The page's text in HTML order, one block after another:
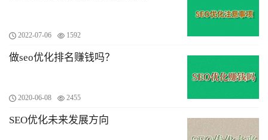
2022-07-06 1592
做seo优化排名赚钱吗？
2020-06-08 2455
SEO优化未来发展方向